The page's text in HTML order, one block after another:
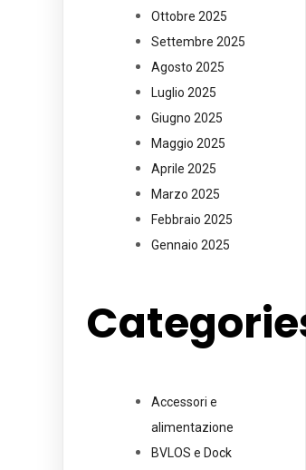
Ottobre 2025
Settembre 2025
Agosto 2025
Luglio 2025
Giugno 2025
Maggio 2025
Aprile 2025
Marzo 2025
Febbraio 2025
Gennaio 2025
Accessori e
alimentazione
BVLOS e Dock